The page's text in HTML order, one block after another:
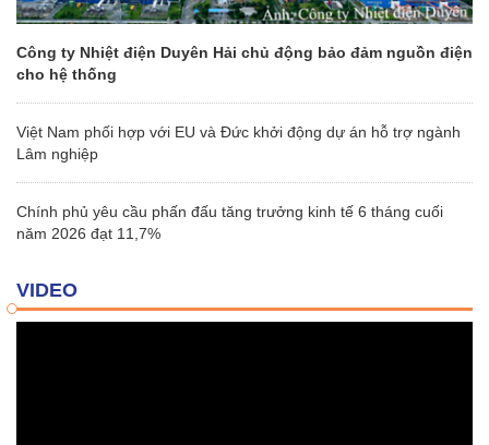
Công ty Nhiệt điện Duyên Hải chủ động bảo đảm nguồn điện
cho hệ thống
Việt Nam phối hợp với EU và Đức khởi động dự án hỗ trợ ngành
Lâm nghiệp
Chính phủ yêu cầu phấn đấu tăng trưởng kinh tế 6 tháng cuối
năm 2026 đạt 11,7%
VIDEO